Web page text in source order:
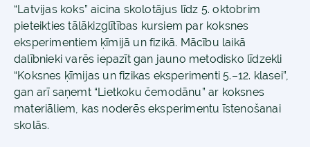
“Latvijas koks” aicina skolotājus līdz 5. oktobrim
pieteikties tālākizglītības kursiem par koksnes
eksperimentiem ķīmijā un fizikā. Mācību laikā
dalībnieki varēs iepazīt gan jauno metodisko līdzekli
“Koksnes ķīmijas un fizikas eksperimenti 5.–12. klasei”,
gan arī saņemt “Lietkoku čemodānu” ar koksnes
materiāliem, kas noderēs eksperimentu īstenošanai
skolās.